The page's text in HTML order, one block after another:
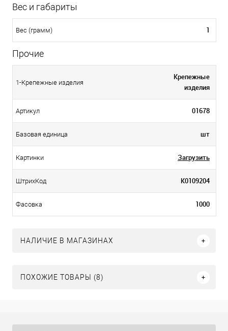
Вес и габариты
Вес (грамм) 1
Прочие
1-Крепежные изделия
Крепежные
изделия
Артикул 01678
Базовая единица шт
Картинки Загрузить
ШтрихКод К0109204
Фасовка 1000
НАЛИЧИЕ В МАГАЗИНАХ
ПОХОЖИЕ ТОВАРЫ (8)